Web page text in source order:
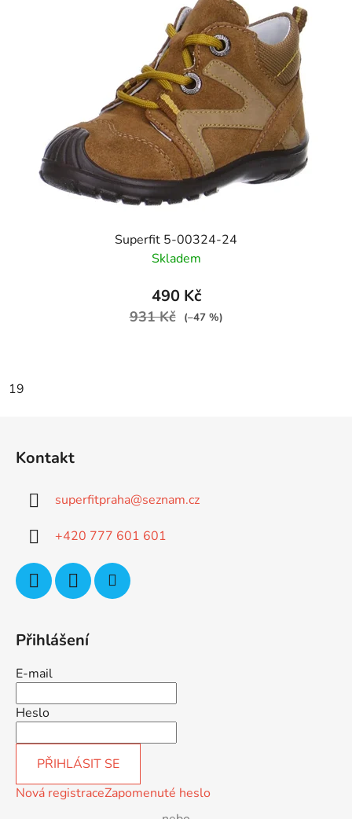
Superfit 5-00324-24
Skladem
490 Kč
931 Kč (–47 %)
19
Kontakt
superfitpraha@seznam.cz
+420 777 601 601
Přihlášení
E-mail
Heslo
PŘIHLÁSIT SE
Nová registraceZapomenuté heslo